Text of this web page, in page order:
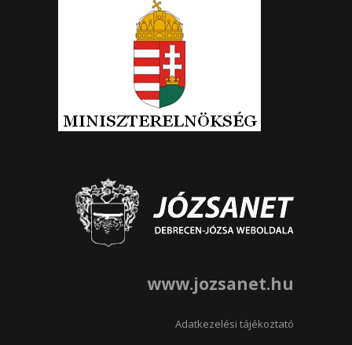
www.jozsanet.hu
Adatkezelési tájékoztató